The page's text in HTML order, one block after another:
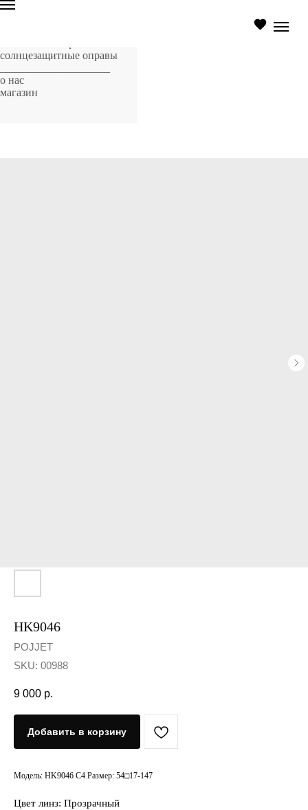
солнцезащитные оправы
о нас
магазин
HK9046
POJJET
SKU: 00988
9 000 р.
Добавить в корзину
Модель: HK9046 C4 Размер: 54□17-147
Цвет линз: Прозрачный